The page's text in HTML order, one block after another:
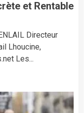
et Rentable
Directeur
Lhoucine,
Les...